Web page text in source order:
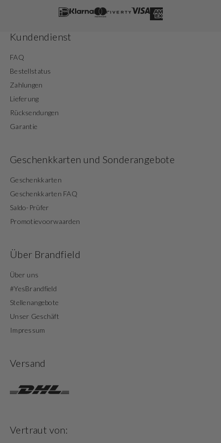
Kundendienst
FAQ
Bestellstatus
Zahlungen
Lieferung
Rücksendungen
Garantie
Geschenkkarten und Sonderangebote
Geschenkkarten
Geschenkkarten FAQ
Saldo-Prüfer
Promotievoorwaarden
Über Brandfield
Über uns
#YesBrandfield
Stellenangebote
Unser Geschäft
Impressum
Versand
Vertraut von: